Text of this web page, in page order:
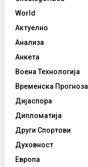
World
Актуелно
Анализа
Анкета
Воена Технологија
Временска Прогноза
Дијаспора
Дипломатија
Други Спортови
Духовност
Европа